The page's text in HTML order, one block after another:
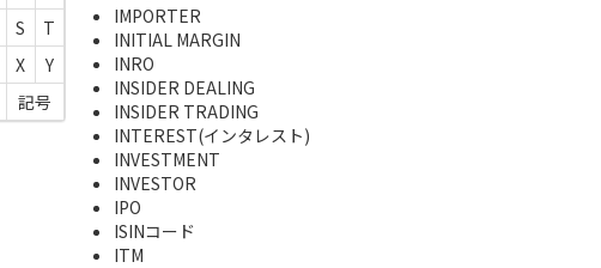
IMPORTER
INITIAL MARGIN
INRO
INSIDER DEALING
INSIDER TRADING
INTEREST(インタレスト)
INVESTMENT
INVESTOR
IPO
ISINコード
ITM
S
T
X
Y
記号